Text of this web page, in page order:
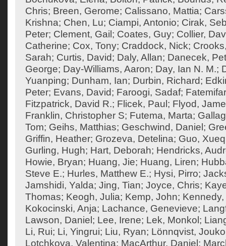
Chris; Breen, Gerome; Calissano, Mattia;
Krishna; Chen, Lu; Ciampi, Antonio; Cirak,
Peter; Clement, Gail ; Coates, Guy; Collier,
Catherine; Cox, Tony; Craddock, Nick;
Sarah; Curtis, David; Daly, Allan; Danecek,
George; Day-Williams, Aaron; Day, Ian N. M.;
Yuanping; Dunham, Ian; Durbin, Richard;
Peter; Evans, David; Faroogi, Sadaf;
Fitzpatrick, David R.; Flicek, Paul ; Flyod,
Franklin, Christopher S; Futema, Marta;
Tom; Geihs, Matthias; Geschwind, Daniel ;
Griffin, Heather; Grozeva, Detelina; Guo,
Gurling, Hugh; Hart, Deborah; Hendricks,
Howie, Bryan; Huang, Jie; Huang, Liren;
Steve E.; Hurles, Matthew E.; Hysi, Pirro;
Jamshidi, Yalda; Jing, Tian; Joyce, Chris;
Thomas; Keogh, Julia; Kemp, John;
Kokocinski, Anja; Lachance, Genevieve;
Lawson, Daniel ; Lee, Irene; Lek, Monkol ;
Li, Rui; Li, Yingrui; Liu, Ryan; Lönnqvist, Jouko
Lotchkova, Valentina; MacArthur, Daniel ;